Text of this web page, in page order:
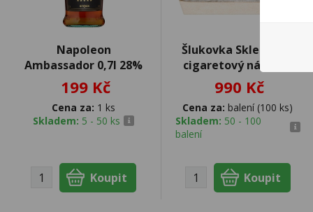
Napoleon
Ambassador 0,7l 28%
199 Kč
Cena za: 1 ks
Skladem: 5 - 50 ks
Šlukovka Skleněnka
cigaretový náustek
990 Kč
Cena za: balení (100 ks)
Skladem: 50 - 100
balení